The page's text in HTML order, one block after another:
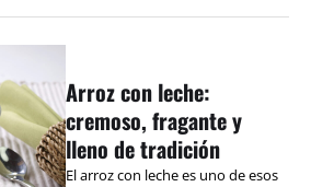
Arroz con leche:
cremoso, fragante y
lleno de tradición
El arroz con leche es uno de esos